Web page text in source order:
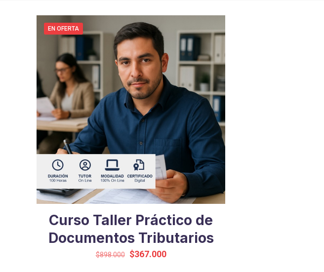
EN OFERTA
Curso Taller Práctico de
Documentos Tributarios
$898.000
El
$367.000El